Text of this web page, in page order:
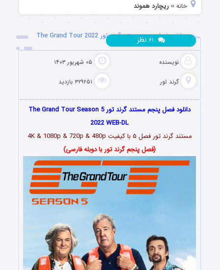
خانه »ریچارد هموند
دانلود فصل پنجم مستند گرند تور The Grand Tour 2022
نویسنده ۰۵ شهریور ۱۴۰۳
گرند تور ۳۲۹۲۵۱ بازدید
نظر
دانلود فصل پنجم مستند گرند تور The Grand Tour Season 5
2022 WEB-DL
مستند گرند تور فصل ۵ با کیفیت 4K & 1080p & 720p & 480p
(فصل پنجم گرند تور با دوبله فارسی)